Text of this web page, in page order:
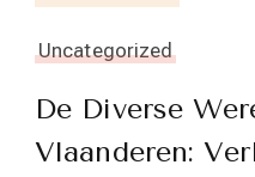
Uncategorized
De Diverse
Vlaanderen: